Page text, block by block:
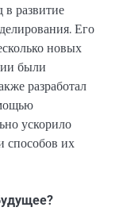
развитие
Его
новых
были
разработал
ускорило
способов их